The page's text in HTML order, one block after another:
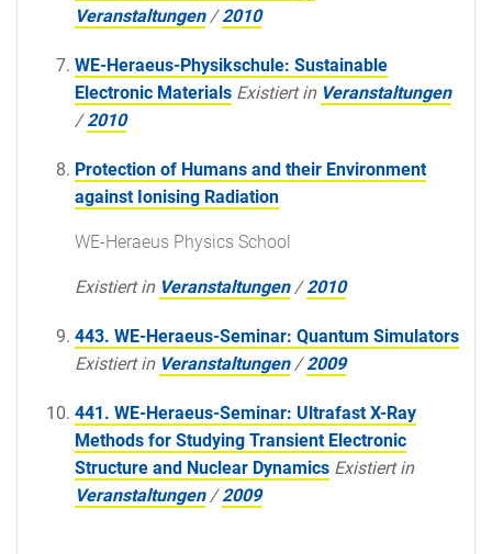
Veranstaltungen /2010
WE-Heraeus-Physikschule: Sustainable
Electronic Materials Existiert in Veranstaltungen
/2010
Protection of Humans and their Environment
against Ionising Radiation
WE-Heraeus Physics School
Existiert in Veranstaltungen /2010
443. WE-Heraeus-Seminar: Quantum Simulators
Existiert in Veranstaltungen /2009
441. WE-Heraeus-Seminar: Ultrafast X-Ray
Methods for Studying Transient Electronic
Structure and Nuclear Dynamics Existiert in
Veranstaltungen /2009